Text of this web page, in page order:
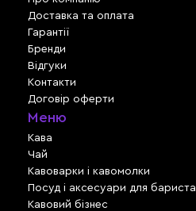
Доставка та оплата
Гарантії
Бренди
Відгуки
Контакти
Договір оферти
Меню
Кава
Чай
Кавоварки і кавомолки
Посуд і аксесуари для бариста
Кавовий бізнес